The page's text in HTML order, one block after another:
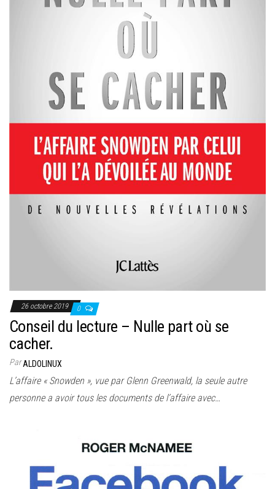
26 octobre 2019 0
Conseil du lecture – Nulle part où se
cacher.
ParALDOLINUX
L’affaire « Snowden », vue par Glenn Greenwald, la seule autre
personne a avoir tous les documents de l’affaire avec…